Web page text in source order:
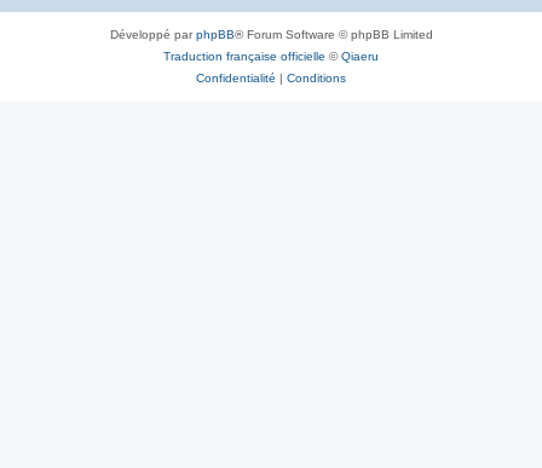
Développé parphpBB® Forum Software © phpBB Limited
Traduction française officielle ©Qiaeru
Confidentialité | Conditions